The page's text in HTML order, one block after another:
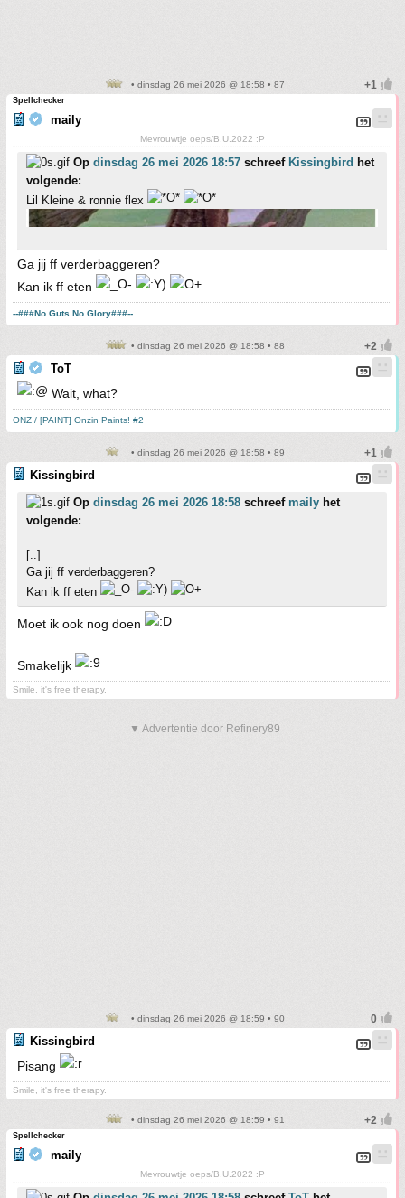
• dinsdag 26 mei 2026 @ 18:58 • 87
Spellchecker
maily
Mevrouwtje oeps/B.U.2022 :P
Op dinsdag 26 mei 2026 18:57 schreef Kissingbird het
volgende:
Lil Kleine & ronnie flex
Ga jij ff verderbaggeren?
Kan ik ff eten
--###No Guts No Glory###--
• dinsdag 26 mei 2026 @ 18:58 • 88
ToT
Wait, what?
ONZ / [PAINT] Onzin Paints! #2
• dinsdag 26 mei 2026 @ 18:58 • 89
Kissingbird
Op dinsdag 26 mei 2026 18:58 schreef maily het
volgende:
[..]
Ga jij ff verderbaggeren?
Kan ik ff eten
Moet ik ook nog doen
Smakelijk
Smile, it's free therapy.
▼ Advertentie door Refinery89
• dinsdag 26 mei 2026 @ 18:59 • 90
Kissingbird
Pisang
Smile, it's free therapy.
• dinsdag 26 mei 2026 @ 18:59 • 91
Spellchecker
maily
Mevrouwtje oeps/B.U.2022 :P